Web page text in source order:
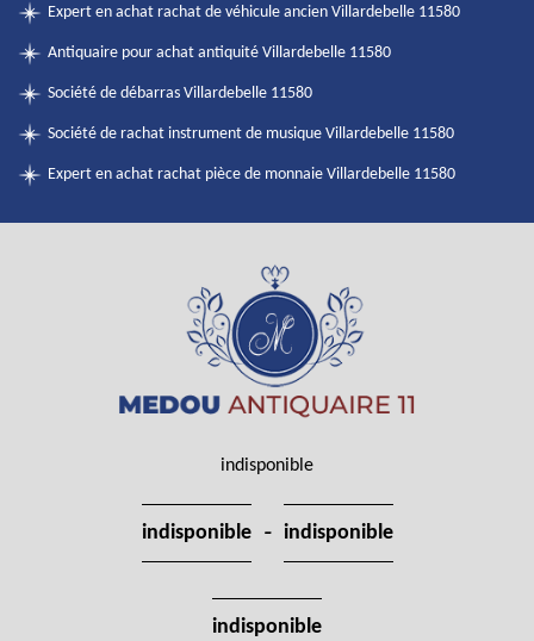
Expert en achat rachat de véhicule ancien Villardebelle 11580
Antiquaire pour achat antiquité Villardebelle 11580
Société de débarras Villardebelle 11580
Société de rachat instrument de musique Villardebelle 11580
Expert en achat rachat pièce de monnaie Villardebelle 11580
indisponible
indisponible - indisponible
indisponible